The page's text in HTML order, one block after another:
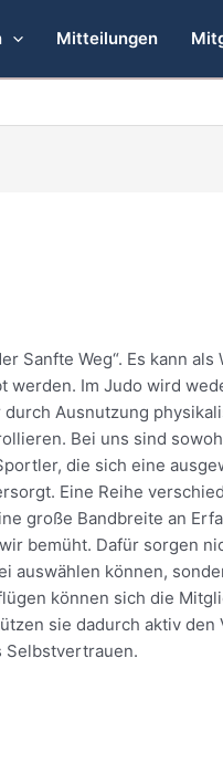
Mitteilungen
Sanfte Weg“. Es kann
Im Judo wird
Ausnutzung
Bei uns sind
die sich eine
Eine Reihe
große Bandbreite an
bemüht. Dafür sorgen
auswählen können,
können sich die
sie dadurch aktiv den
Selbstvertrauen.